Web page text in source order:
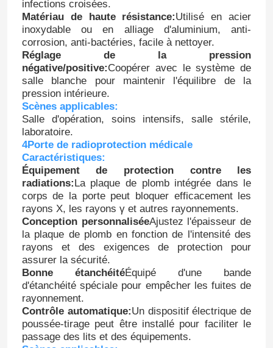
Maison
Produits
Au sujet de nous
infections croisées.
Matériau de haute résistance:Utilisé en acier
inoxydable ou en alliage d'aluminium, anti-
corrosion, anti-bactéries, facile à nettoyer.
Réglage de la pression
négative/positive:Coopérer avec le système de
salle blanche pour maintenir l'équilibre de la
pression intérieure.
Scènes applicables:
Salle d'opération, soins intensifs, salle stérile,
laboratoire.
4Porte de radioprotection médicale
Caractéristiques:
Équipement de protection contre les
radiations:La plaque de plomb intégrée dans le
corps de la porte peut bloquer efficacement les
rayons X, les rayons γ et autres rayonnements.
Conception personnaliséeAjustez l'épaisseur de
la plaque de plomb en fonction de l'intensité des
rayons et des exigences de protection pour
assurer la sécurité.
Bonne étanchéitéÉquipé d'une bande
d'étanchéité spéciale pour empêcher les fuites de
rayonnement.
Contrôle automatique:Un dispositif électrique de
poussée-tirage peut être installé pour faciliter le
passage des lits et des équipements.